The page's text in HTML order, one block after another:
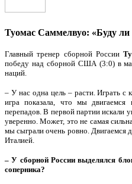
Туомас Саммелвуо: «Буду ли
Главный тренер сборной России
победу над сборной США (3:0) в
наций.
– У нас одна цель – расти. Играть
игра показала, что мы
перепадов. В первой партии искали
уверенно. Может, это не самая
мы сыграли очень ровно. Двигаемся
Италией.
– У сборной России выделялся
соперника?